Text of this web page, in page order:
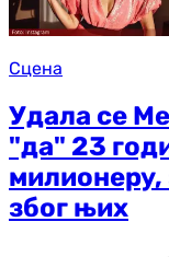
Сцена
Удала се
"да" 23
због њих